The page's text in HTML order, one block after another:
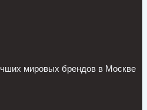
мировых брендов в Москве